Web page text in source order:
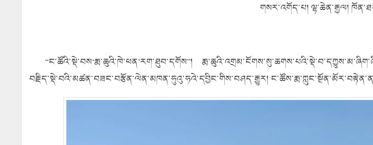
གསར་འགོད་པ། ལྷ་ཆེན་རྒྱལ།
“ང་ཚོའི་སྡེ་བས‘རྨ་ཆུའི་ཁེ་ཕན’རག་ཐུབ་དགོས”།
བརྗིད་སྡེ་བའི་མཚན་བཟང་བརྩོན་ལེན་མཁན་ཧུའུ་ཧའེ་དབྱིང་གིས་བཤད་རྒྱུར།